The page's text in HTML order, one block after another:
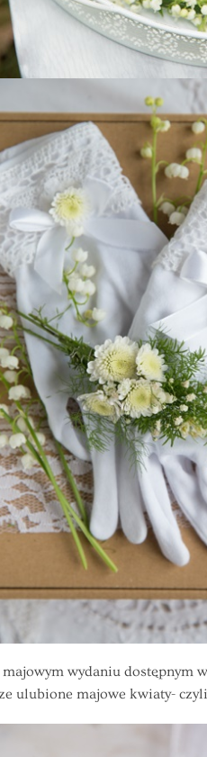
wydaniu dostępnym
ulubione majowe kwiaty-